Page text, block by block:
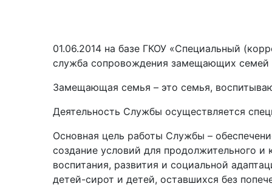
01.06.2014 на базе ГКОУ «Специальный
служба сопровождения замещающих семей
Замещающая семья – это семья,
Деятельность Службы осуществляется
Основная цель работы Службы –
создание условий для продолжительного
воспитания, развития и социальной
детей-сирот и детей, оставшихся без